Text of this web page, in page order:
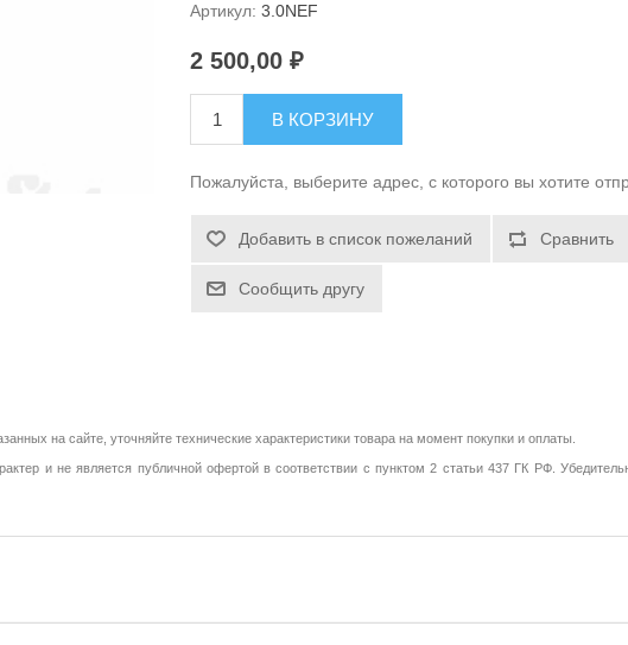
Артикул: 3.0NEF
2 500,00 ₽
В КОРЗИНУ
Пожалуйста, выберите адрес, с которого вы хотите
Добавить в список пожеланий Сравнить
Сообщить другу
на сайте, уточняйте технические характеристики товара на момент покупки и оплаты.
и не является публичной офертой в соответствии с пунктом 2 статьи 437 ГК РФ.